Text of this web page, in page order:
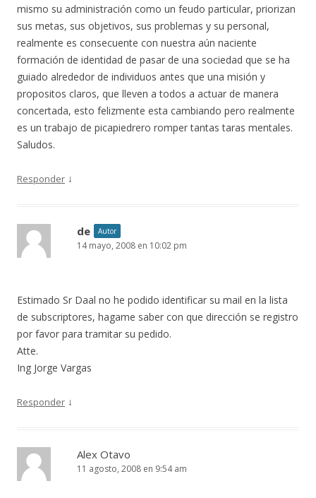
mismo su administración como un feudo particular, priorizan
sus metas, sus objetivos, sus problemas y su personal,
realmente es consecuente con nuestra aún naciente
formación de identidad de pasar de una sociedad que se ha
guiado alrededor de individuos antes que una misión y
propositos claros, que lleven a todos a actuar de manera
concertada, esto felizmente esta cambiando pero realmente
es un trabajo de picapiedrero romper tantas taras mentales.
Saludos.
Responder ↓
de Autor
14 mayo, 2008 en 10:02 pm
Estimado Sr Daal no he podido identificar su mail en la lista
de subscriptores, hagame saber con que dirección se registro
por favor para tramitar su pedido.
Atte.
Ing Jorge Vargas
Responder ↓
Alex Otavo
11 agosto, 2008 en 9:54 am